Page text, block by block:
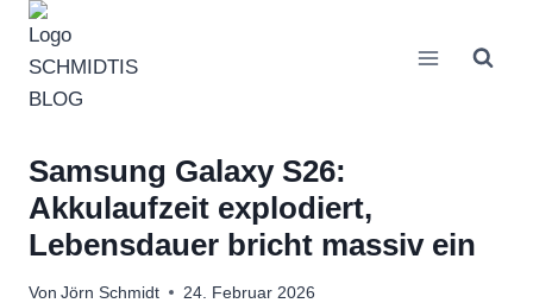
Zum
Inhalt
springen
Samsung Galaxy S26:
Akkulaufzeit explodiert,
Lebensdauer bricht massiv ein
Von Jörn Schmidt 24. Februar 2026